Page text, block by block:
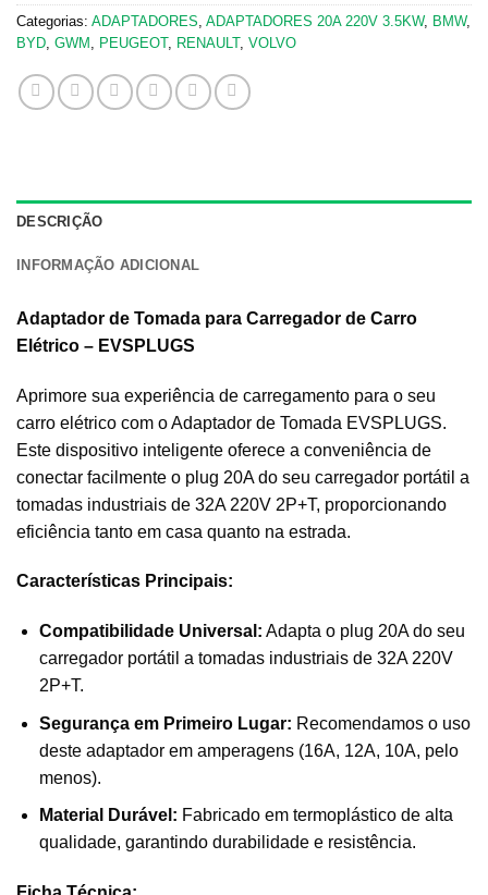
Categorias: ADAPTADORES ADAPTADORES 20A ​220V 3.5KW, BMW,
BYD GWM PEUGEOT, RENAULT, VOLVO
DESCRIÇÃO
INFORMAÇÃO ADICIONAL
Adaptador de Tomada para Carregador de Carro
Elétrico – EVSPLUGS
Aprimore sua experiência de carregamento para o seu
carro elétrico com o Adaptador de Tomada EVSPLUGS.
Este dispositivo inteligente oferece a conveniência de
conectar facilmente o plug 20A do seu carregador portátil a
tomadas industriais de 32A 220V 2P+T, proporcionando
eficiência tanto em casa quanto na estrada.
Características Principais:
Compatibilidade Universal: Adapta o plug 20A do seu
carregador portátil a tomadas industriais de 32A 220V
2P+T.
Segurança em Primeiro Lugar: Recomendamos o uso
deste adaptador em amperagens (16A, 12A, 10A, pelo
menos).
Material Durável: Fabricado em termoplástico de alta
qualidade, garantindo durabilidade e resistência.